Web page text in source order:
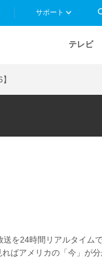
サポート
テレビ
を24時間リアルタイム
ばアメリカの「今」が分